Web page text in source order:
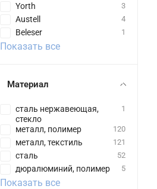
Yorth 3
Austell 4
Beleser 1
Показать все
Материал
сталь нержавеющая,
стекло
1
металл, полимер 120
металл, текстиль 121
сталь 52
дюралюминий, полимер 5
Показать все